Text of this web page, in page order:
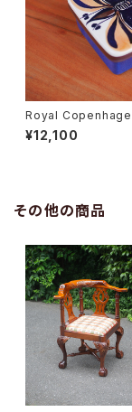
Royal
a” Butter Case
¥12,100
その他の商品